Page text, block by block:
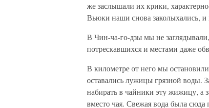
же заслышали их крики,
Вьюки наши снова заколыхались,
В Чин-ча-го-дзы мы не
потрескавшихся и местами даже
В километре от него мы
оставались лужицы грязной воды.
набирать в чайники эту жижицу, а
вместо чая. Свежая вода была сюда